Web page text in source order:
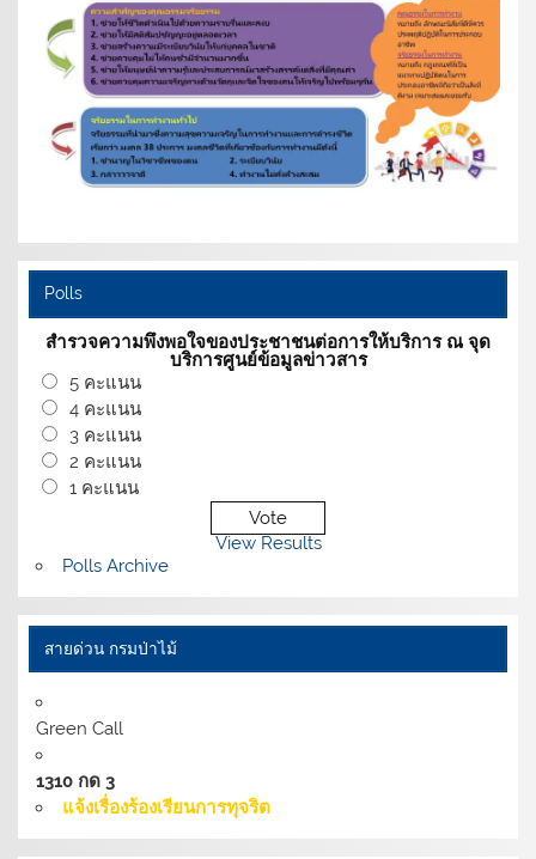
Polls
สำรวจความพึงพอใจของประชาชนต่อการให้บริการ ณ จุด
บริการศูนย์ข้อมูลข่าวสาร
5 คะแนน
4 คะแนน
3 คะแนน
2 คะแนน
1 คะแนน
View Results
Polls Archive
สายด่วน กรมป่าไม้
Green Call
1310 กด 3
แจ้งเรื่องร้องเรียนการทุจริต